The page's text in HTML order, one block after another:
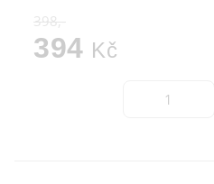
398,-
394 Kč